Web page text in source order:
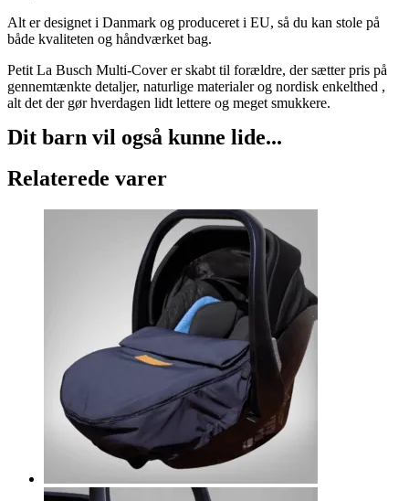
Alt er designet i Danmark og produceret i EU, så du kan stole på
både kvaliteten og håndværket bag.
Petit La Busch Multi-Cover er skabt til forældre, der sætter pris på
gennemtænkte detaljer, naturlige materialer og nordisk enkelthed ,
alt det der gør hverdagen lidt lettere og meget smukkere.
Dit barn vil også kunne lide...
Relaterede varer